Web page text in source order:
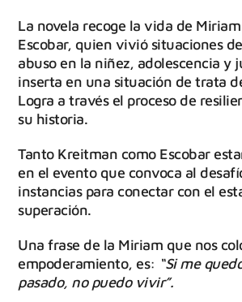
La novela recoge la vida de
Escobar, quien vivió situaciones
abuso en la niñez, adolescencia y
inserta en una situación de trata
Logra a través el proceso de
su historia.
Tanto Kreitman como Escobar
en el evento que convoca al
instancias para conectar con el
superación.
Una frase de la Miriam que nos
empoderamiento, es: “Si me
pasado, no puedo vivir”.